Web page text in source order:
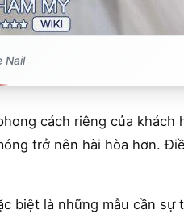
Nail
cách riêng của khách
trở nên hài hòa hơn.
biệt là những mẫu cần sự